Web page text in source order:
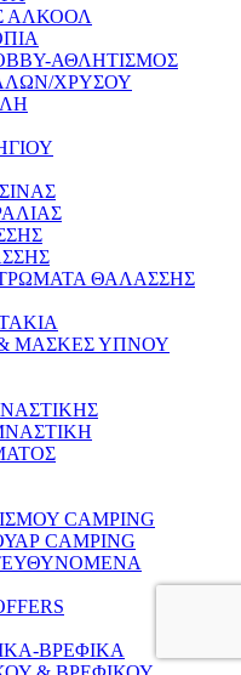
ΑΛΚΟΟΛ
ΑΘΛΗΤΙΣΜΟΣ
ΧΡΥΣΟΥ
ΘΑΛΑΣΣΗΣ
ΜΑΣΚΕΣ ΥΠΝΟΥ
CAMPING
CAMPING
ΒΡΕΦΙΚΑ